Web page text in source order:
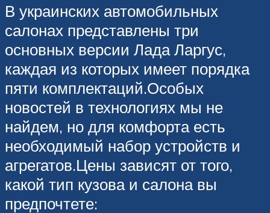
В украинских автомобильных
салонах представлены три
основных версии Лада Ларгус,
каждая из которых имеет порядка
пяти комплектаций.Особых
новостей в технологиях мы не
найдем, но для комфорта есть
необходимый набор устройств и
агрегатов.Цены зависят от того,
какой тип кузова и салона вы
предпочтете: